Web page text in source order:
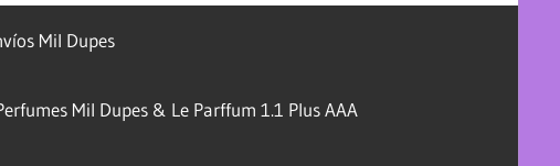
Mil Dupes
Mil Dupes & Le Parffum 1.1 Plus AAA